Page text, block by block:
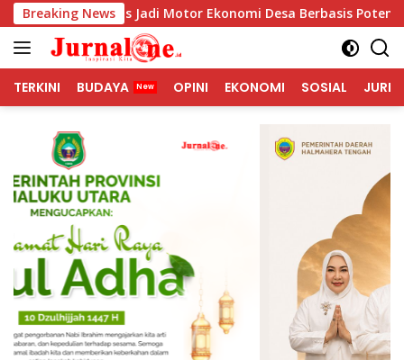
Langsung
ke
konten
Breaking News
Harus Jadi Motor Ekonomi Desa Berbasis Potensi Lokal,
TERKINI BUDAYA OPINI EKONOMI SOSIAL